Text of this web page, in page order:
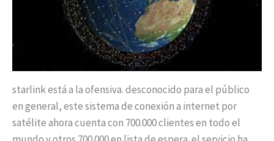
starlink está a la ofensiva. desconocido para el público
en general, este sistema de conexión a internet por
satélite ahora cuenta con 700.000 clientes en todo el